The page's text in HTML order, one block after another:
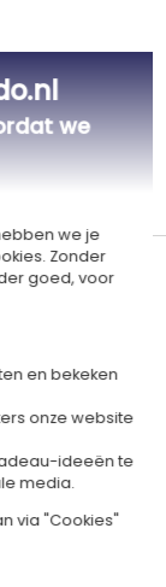
ons Amikado
verzending
verzendkosten van
kunt de
Per cadeau
artikelpagina en
overmaakt, houd
we
we je
Zonder
goed, voor
en bekeken
onze website
ideeën te
media.
via "Cookies"